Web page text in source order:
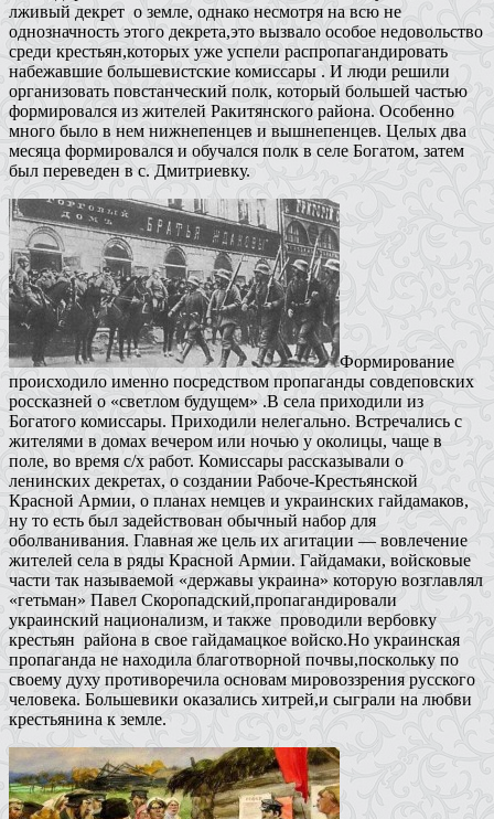
лживый декрет о земле, однако несмотря на всю не
однозначность этого декрета,это вызвало особое недовольство
среди крестьян,которых уже успели распропагандировать
набежавшие большевистские комиссары . И люди решили
организовать повстанческий полк, который большей частью
формировался из жителей Ракитянского района. Особенно
много было в нем нижнепенцев и вышнепенцев. Целых два
месяца формировался и обучался полк в селе Богатом, затем
был переведен в с. Дмитриевку.
Формирование
происходило именно посредством пропаганды совдеповских
россказней о «светлом будущем» .В села приходили из
Богатого комиссары. Приходили нелегально. Встречались с
жителями в домах вечером или ночью у околицы, чаще в
поле, во время с/х работ. Комиссары рассказывали о
ленинских декретах, о создании Рабоче-Крестьянской
Красной Армии, о планах немцев и украинских гайдамаков,
ну то есть был задействован обычный набор для
оболванивания. Главная же цель их агитации — вовлечение
жителей села в ряды Красной Армии. Гайдамаки, войсковые
части так называемой «державы украина» которую возглавлял
«гетьман» Павел Скоропадский,пропагандировали
украинский национализм, и также проводили вербовку
крестьян района в свое гайдамацкое войско.Но украинская
пропаганда не находила благотворной почвы,поскольку по
своему духу противоречила основам мировоззрения русского
человека. Большевики оказались хитрей,и сыграли на любви
крестьянина к земле.